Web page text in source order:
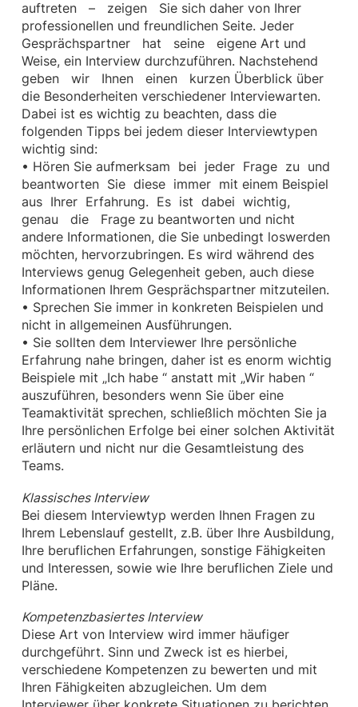
auftreten – zeigen Sie sich daher von Ihrer
professionellen und freundlichen Seite. Jeder
Gesprächspartner hat seine eigene Art und
Weise, ein Interview durchzuführen. Nachstehend
geben wir Ihnen einen kurzen Überblick über
die Besonderheiten verschiedener Interviewarten.
Dabei ist es wichtig zu beachten, dass die
folgenden Tipps bei jedem dieser Interviewtypen
wichtig sind:
• Hören Sie aufmerksam bei jeder Frage zu und
beantworten Sie diese immer mit einem Beispiel
aus Ihrer Erfahrung. Es ist dabei wichtig,
genau die Frage zu beantworten und nicht
andere Informationen, die Sie unbedingt loswerden
möchten, hervorzubringen. Es wird während des
Interviews genug Gelegenheit geben, auch diese
Informationen Ihrem Gesprächspartner mitzuteilen.
• Sprechen Sie immer in konkreten Beispielen und
nicht in allgemeinen Ausführungen.
• Sie sollten dem Interviewer Ihre persönliche
Erfahrung nahe bringen, daher ist es enorm wichtig
Beispiele mit „Ich habe “ anstatt mit „Wir haben “
auszuführen, besonders wenn Sie über eine
Teamaktivität sprechen, schließlich möchten Sie ja
Ihre persönlichen Erfolge bei einer solchen Aktivität
erläutern und nicht nur die Gesamtleistung des
Teams.
Klassisches Interview
Bei diesem Interviewtyp werden Ihnen Fragen zu
Ihrem Lebenslauf gestellt, z.B. über Ihre Ausbildung,
Ihre beruflichen Erfahrungen, sonstige Fähigkeiten
und Interessen, sowie wie Ihre beruflichen Ziele und
Pläne.
Kompetenzbasiertes Interview
Diese Art von Interview wird immer häufiger
durchgeführt. Sinn und Zweck ist es hierbei,
verschiedene Kompetenzen zu bewerten und mit
Ihren Fähigkeiten abzugleichen. Um dem